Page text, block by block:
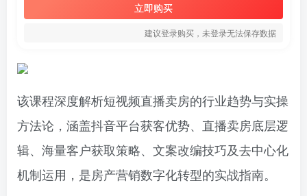
立即购买
建议登录购买，未登录无法保存数据
该课程深度解析短视频直播卖房的行业趋势与实操
方法论，涵盖抖音平台获客优势、直播卖房底层逻
辑、海量客户获取策略、文案改编技巧及去中心化
机制运用，是房产营销数字化转型的实战指南。